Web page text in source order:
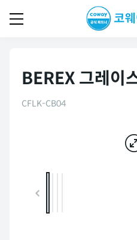
BEREX 그레이
CFLK-CB04